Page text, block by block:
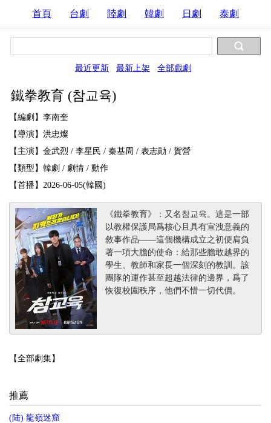
首頁 台劇 陸劇 韓劇 日劇 泰劇
最近更新 最新上架 全部戲劇
鐵拳教育 (참교육)
【編劇】李南奎
【導演】洪忠燦
【主演】金武烈 / 李星民 / 秦基周 / 表志勛 / 賀營
【類型】韓劇 / 劇情 / 動作
【首播】2026-06-05(韓國)
《鐵拳教育》：又名참교육。這是一部
以教權保護局爲核心且具有宣洩意義的
敘事作品——這個機構成立之初便肩負
著一項大膽的使命：給那些膽敢越界的
學生、教師和家長一個深刻的教訓。該
團隊的運作甚至超越法律的邊界，爲了
恢復校園秩序，他們不惜一切代價。
【全部劇集】
推薦
(陆) 龍嶺迷窟